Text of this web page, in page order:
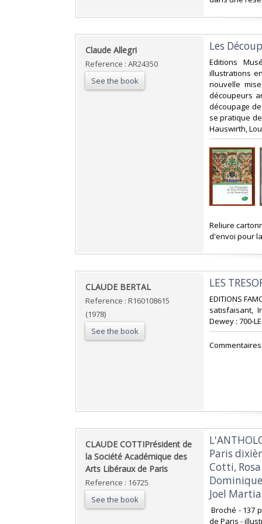
‎Claude Allegri‎
Reference : AR24350
See the book
‎Les
‎Editions
illustrations
nouvelle
découpeurs
découpage
se pratique
Hauswirth,
‎Reliure
d'envoi pour
‎CLAUDE BERTAL‎
Reference : R160108615
(1978)
See the book
‎LES
‎EDITIONS
satisfaisant,
Dewey : 700-
‎CLAUDE COTTIPrésident de
la Société Académique des
Arts Libéraux de Paris ‎
Reference : 16725
See the book
Paris
Cotti,
Joel
Broché - 137
de Paris -